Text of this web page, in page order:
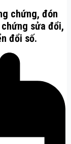
chứng, đón
sửa đổi,
đổi số.